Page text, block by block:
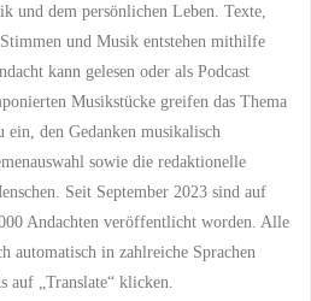
und dem persönlichen Leben. Texte,
und Musik entstehen mithilfe
kann gelesen oder als Podcast
Musikstücke greifen das Thema
ein, den Gedanken musikalisch
sowie die redaktionelle
Seit September 2023 sind auf
Andachten veröffentlicht worden. Alle
automatisch in zahlreiche Sprachen
auf „Translate“ klicken.